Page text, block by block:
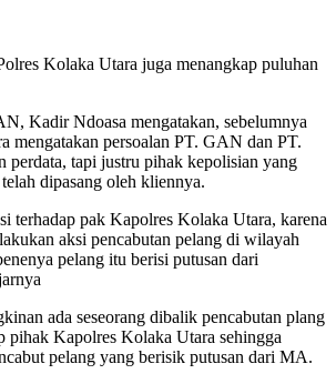
Kolaka Utara juga menangkap puluhan
Kadir Ndoasa mengatakan, sebelumnya
mengatakan persoalan PT. GAN dan PT.
perdata, tapi justru pihak kepolisian yang
dipasang oleh kliennya.
terhadap pak Kapolres Kolaka Utara, karena
aksi pencabutan pelang di wilayah
pelang itu berisi putusan dari
ada seseorang dibalik pencabutan plang
pihak Kapolres Kolaka Utara sehingga
pelang yang berisik putusan dari MA.